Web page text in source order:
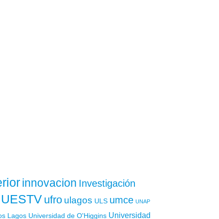
innovacion Investigación
UESTV ufro ulagos ULS umce UNAP
Lagos Universidad de O'Higgins Universidad